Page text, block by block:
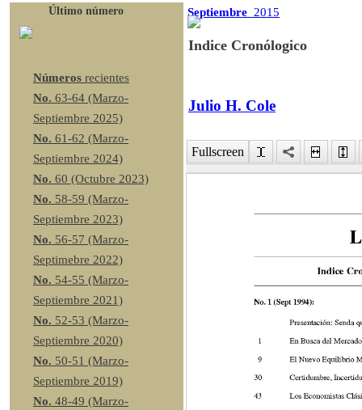
Último número
Números recientes
No. 63-64 (Marzo-
Septiembre 2025)
No. 61-62 (Marzo-
Septiembre 2024)
No. 60 (Octubre 2023)
No. 58-59 (Marzo-
Septiembre 2023)
No. 56-57 (Marzo-
Septimebre 2022)
No. 54-55 (Marzo-
Septiembre 2021)
No. 52-53 (Marzo-
Septiembre 2020)
No. 50-51 (Marzo-
Septiembre 2019)
No. 48-49 (Marzo-
Septiembre 2015
Indice Cronólogico
Julio H. Cole
Fullscreen